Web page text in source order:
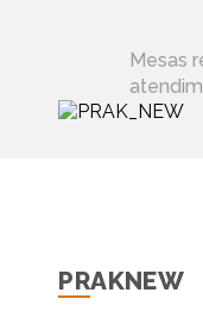
Mesas
PRAKNEW